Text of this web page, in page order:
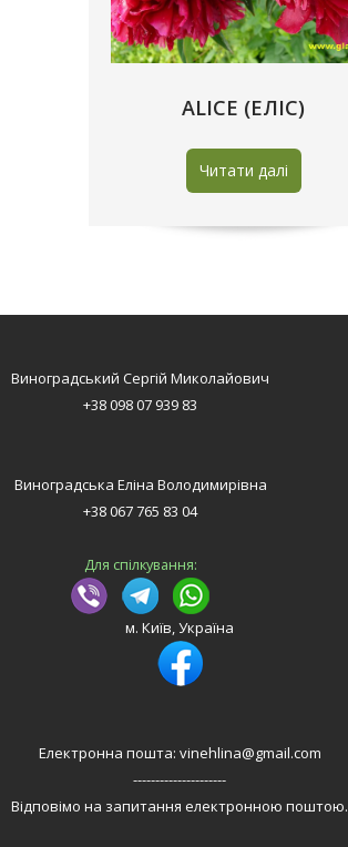
ALICE (ЕЛІС)
Читати далі
Виноградський Сергій Миколайович
+38 098 07 939 83
Виноградська Еліна Володимирівна
+38 067 765 83 04
Для спілкування:
м. Київ, Україна
Електронна пошта: vinehlina@gmail.com
---------------------
Відповімо на запитання електронною поштою.